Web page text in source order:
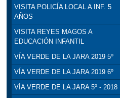
VISITA POLICÍA LOCAL A INF. 5
AÑOS
VISITA REYES MAGOS A
EDUCACIÓN INFANTIL
VÍA VERDE DE LA JARA 2019 5º
VÍA VERDE DE LA JARA 2019 6º
VÍA VERDE DE LA JARA 5º - 2018